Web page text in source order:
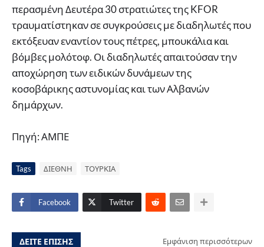
περασμένη Δευτέρα 30 στρατιώτες της KFOR
τραυματίστηκαν σε συγκρούσεις με διαδηλωτές που
εκτόξευαν εναντίον τους πέτρες, μπουκάλια και
βόμβες μολότοφ. Οι διαδηλωτές απαιτούσαν την
αποχώρηση των ειδικών δυνάμεων της
κοσοβάρικης αστυνομίας και των Αλβανών
δημάρχων.
Πηγή: ΑΜΠΕ
Tags ΔΙΕΘΝΗ ΤΟΥΡΚΙΑ
Facebook Twitter
ΔΕΙΤΕ ΕΠΙΣΗΣ Εμφάνιση περισσότερων